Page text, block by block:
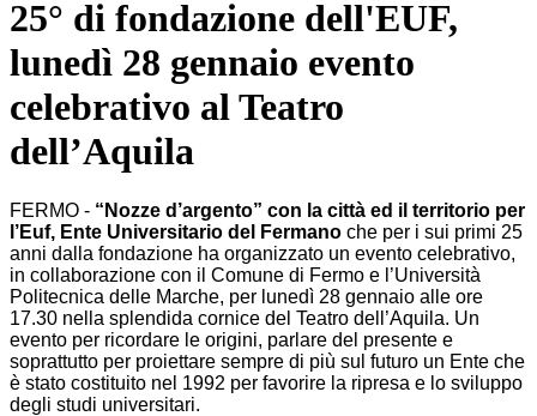
25° di fondazione dell'EUF,
lunedì 28 gennaio evento
celebrativo al Teatro
dell’Aquila
FERMO - “Nozze d’argento” con la città ed il territorio per
l’Euf, Ente Universitario del Fermano che per i sui primi 25
anni dalla fondazione ha organizzato un evento celebrativo,
in collaborazione con il Comune di Fermo e l’Università
Politecnica delle Marche, per lunedì 28 gennaio alle ore
17.30 nella splendida cornice del Teatro dell’Aquila. Un
evento per ricordare le origini, parlare del presente e
soprattutto per proiettare sempre di più sul futuro un Ente che
è stato costituito nel 1992 per favorire la ripresa e lo sviluppo
degli studi universitari.